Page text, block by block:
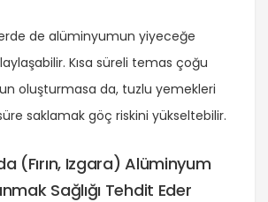
de alüminyumun yiyeceğe
Kısa süreli temas çoğu
oluşturmasa da, tuzlu yemekleri
saklamak göç riskini yükseltebilir.
(Fırın, Izgara) Alüminyum
Sağlığı Tehdit Eder